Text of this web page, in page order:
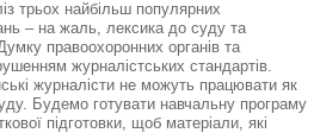
трьох найбільш популярних
– на жаль, лексика до суду та
правоохоронних органів та
журналістських стандартів.
журналісти не можуть працювати як
Будемо готувати навчальну програму
підготовки, щоб матеріали, які